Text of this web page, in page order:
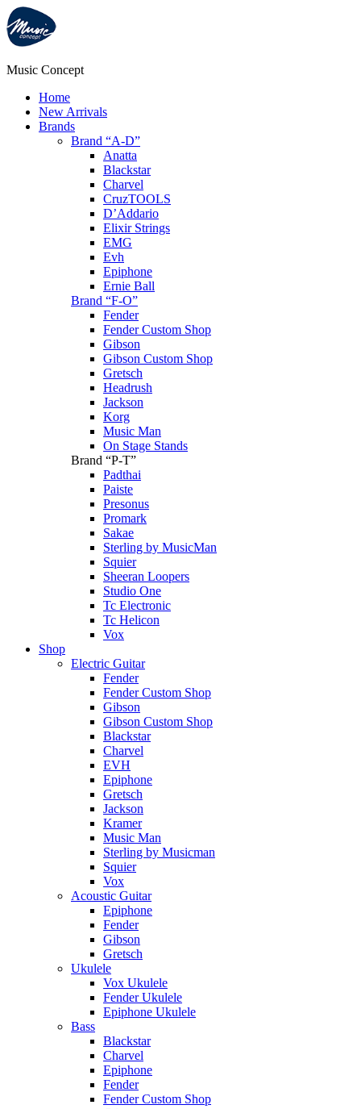
Music Concept
Home
New Arrivals
Brands
Brand “A-D”
Anatta
Blackstar
Charvel
CruzTOOLS
D’Addario
Elixir Strings
EMG
Evh
Epiphone
Ernie Ball
Brand “F-O”
Fender
Fender Custom Shop
Gibson
Gibson Custom Shop
Gretsch
Headrush
Jackson
Korg
Music Man
On Stage Stands
Brand “P-T”
Padthai
Paiste
Presonus
Promark
Sakae
Sterling by MusicMan
Squier
Sheeran Loopers
Studio One
Tc Electronic
Tc Helicon
Vox
Shop
Electric Guitar
Fender
Fender Custom Shop
Gibson
Gibson Custom Shop
Blackstar
Charvel
EVH
Epiphone
Gretsch
Jackson
Kramer
Music Man
Sterling by Musicman
Squier
Vox
Acoustic Guitar
Epiphone
Fender
Gibson
Gretsch
Ukulele
Vox Ukulele
Fender Ukulele
Epiphone Ukulele
Bass
Blackstar
Charvel
Epiphone
Fender
Fender Custom Shop